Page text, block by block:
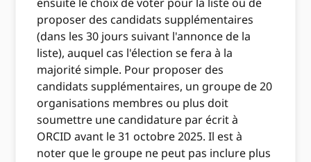
proposer des candidats supplémentaires
(dans les 30 jours suivant l'annonce de la
liste), auquel cas l'élection se fera à la
majorité simple. Pour proposer des
candidats supplémentaires, un groupe de 20
organisations membres ou plus doit
soumettre une candidature par écrit à
ORCID avant le 31 octobre 2025. Il est à
noter que le groupe ne peut pas inclure plus